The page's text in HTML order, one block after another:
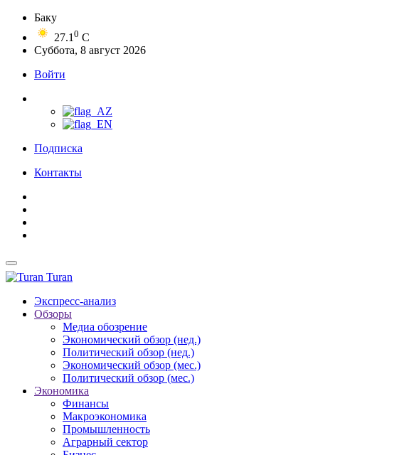
Баку
27.1 0 C
Суббота, 8 август 2026
Войти
Подписка
Контакты
Turan
Экспресс-анализ
Обзоры
Медиа обозрение
Экономический обзор (нед.)
Политический обзор (нед.)
Экономический обзор (мес.)
Политический обзор (мес.)
Экономика
Финансы
Макроэкономика
Промышленность
Аграрный сектор